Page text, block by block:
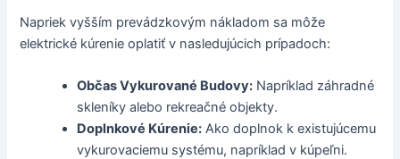
Napriek vyšším prevádzkovým nákladom sa môže
elektrické kúrenie oplatiť v nasledujúcich prípadoch:
Občas Vykurované Budovy: Napríklad záhradné
skleníky alebo rekreačné objekty.
Doplnkové Kúrenie: Ako doplnok k existujúcemu
vykurovaciemu systému, napríklad v kúpeľni.